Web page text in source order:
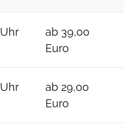
ab 39,00
Euro
ab 29,00
Euro